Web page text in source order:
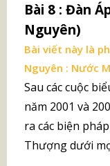
Bài 8 : Đàn
Nguyên)
Bài viết này là
Nguyên : Nước
Sau các cuộc
năm 2001 và
ra các biện
Thượng dưới